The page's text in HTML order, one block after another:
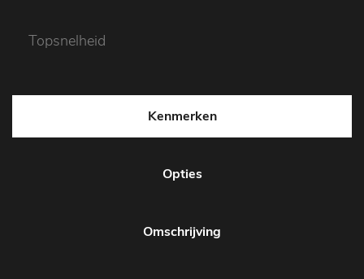
Topsnelheid
Kenmerken
Opties
Omschrijving